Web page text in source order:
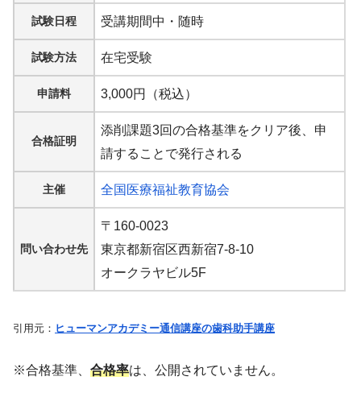
試験日程 受講期間中・随時
試験方法 在宅受験
申請料 3,000円（税込）
合格証明
添削課題3回の合格基準をクリア後、申
請することで発行される
主催 全国医療福祉教育協会
問い合わせ先
〒160-0023
東京都新宿区西新宿7-8-10
オークラヤビル5F
引用元： ヒューマンアカデミー通信講座の歯科助手講座
※合格基準、 合格率は、公開されていません。